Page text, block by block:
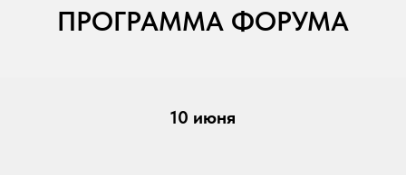
ПРОГРАММА ФОРУМА
10 июня